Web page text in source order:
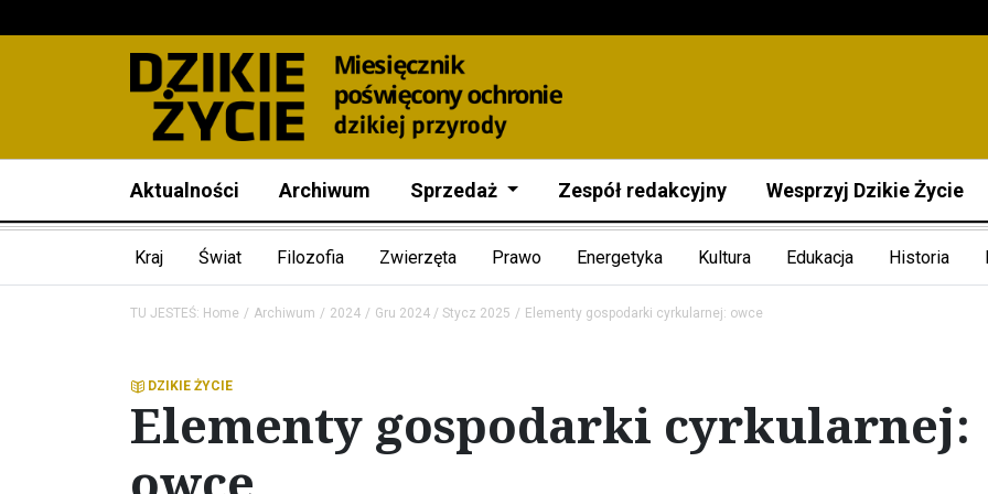
Aktualności Archiwum Sprzedaż Zespół redakcyjny Wesprzyj Dzikie Życie
Kraj Świat Filozofia Zwierzęta Prawo Energetyka Kultura Edukacja Historia
TU JESTEŚ: Home Archiwum 2024 Gru 2024 / Stycz 2025 Elementy gospodarki cyrkularnej: owce
DZIKIE ŻYCIE
Elementy gospodarki cyrkularnej: